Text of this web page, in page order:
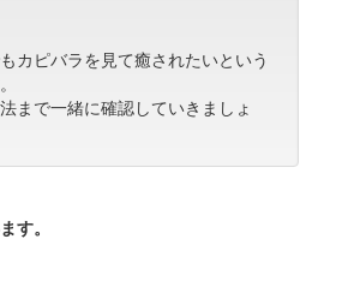
カピバラを見て癒されたいという
まで一緒に確認していきましょ
す。